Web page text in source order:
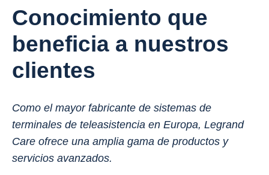
Conocimiento que
beneficia a nuestros
clientes
Como el mayor fabricante de sistemas de
terminales de teleasistencia en Europa, Legrand
Care ofrece una amplia gama de productos y
servicios avanzados.